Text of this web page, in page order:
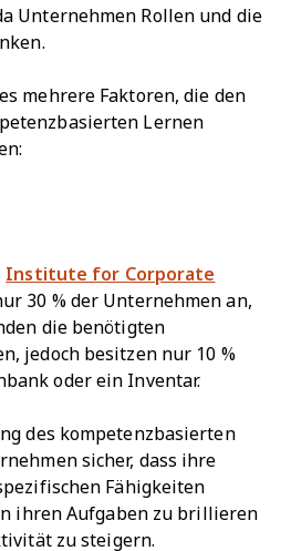
Unternehmen Rollen und die
mehrere Faktoren, die den
Lernen
Institute for Corporate
30 % der Unternehmen an,
die benötigten
jedoch besitzen nur 10 %
oder ein Inventar.
des kompetenzbasierten
sicher, dass ihre
Fähigkeiten
ihren Aufgaben zu brillieren
zu steigern.